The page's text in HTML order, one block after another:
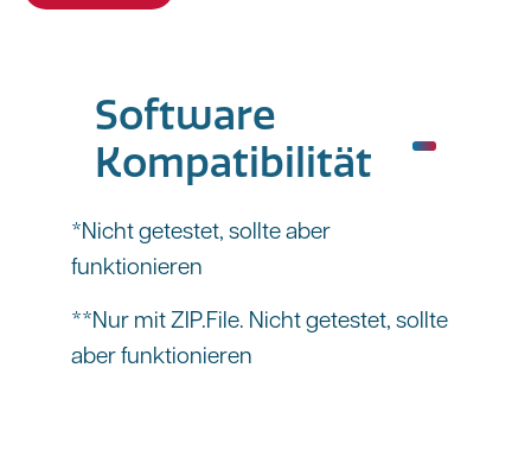
Software
Kompatibilität
*Nicht getestet, sollte aber
funktionieren
**Nur mit ZIP.File. Nicht getestet, sollte
aber funktionieren